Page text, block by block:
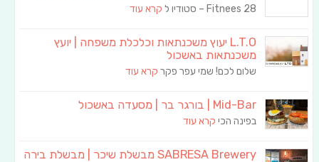
Fitnees 28 – סטודיו ל קרא עוד
L.T.O יעוץ משכנתאות וכלכלת משפחה | יועץ
משכנתאות באשכול
שלום לכם! שמי עפר פקר קרא עוד
Mid-Bar | בורגר בר | מסעדה באשכול
בפינה הכי קרא עוד
SABRESA Brewery מבשלת שיכר | מבשלת בירה